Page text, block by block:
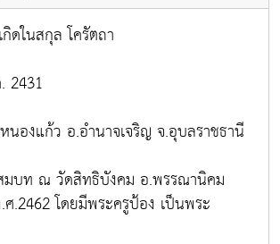
ดในสกุล โครัตถา
2431
องแก้ว อ.อำนาจเจริญ จ.อุบลราชธานี
บท ณ วัดสิทธิบังคม อ.พรรณานิคม
.2462 โดยมีพระครูป้อง เป็นพระ